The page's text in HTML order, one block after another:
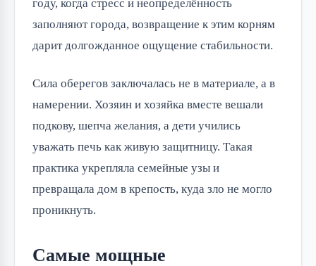
году, когда стресс и неопределённость
заполняют города, возвращение к этим корням
дарит долгожданное ощущение стабильности.
Сила оберегов заключалась не в материале, а в
намерении. Хозяин и хозяйка вместе вешали
подкову, шепча желания, а дети учились
уважать печь как живую защитницу. Такая
практика укрепляла семейные узы и
превращала дом в крепость, куда зло не могло
проникнуть.
Самые мощные